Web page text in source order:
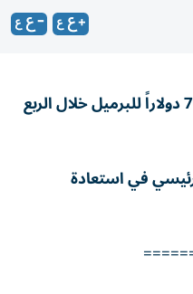
توقعت تراجع سعر برنت إلى 70 دولاراً للبرميل خلال الربع